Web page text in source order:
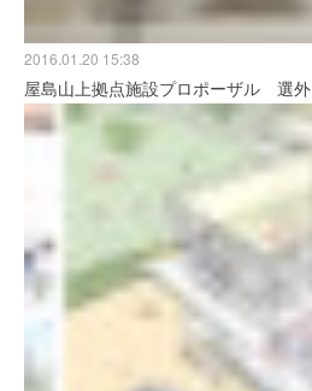
2016.01.20 15:38
屋島山上拠点施設プロポーザル 選外